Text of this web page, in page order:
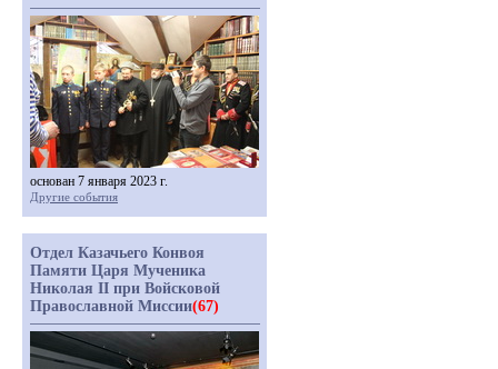
основан 7 января 2023 г.
Другие события
Отдел Казачьего Конвоя
Памяти Царя Мученика
Николая II при Войсковой
Православной Миссии(67)